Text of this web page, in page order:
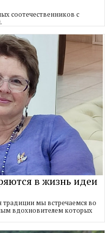
соотечественников с
в жизнь идеи
мы встречаемся во
вдохновителем которых